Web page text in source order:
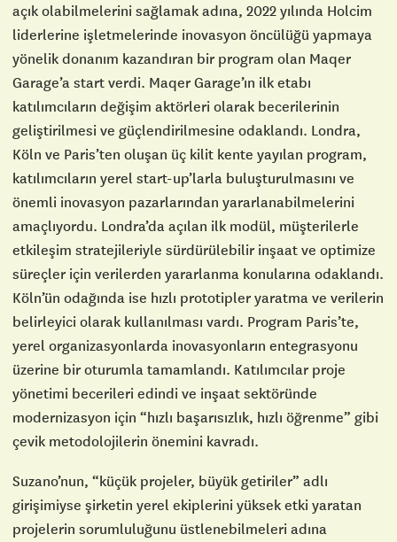
açık olabilmelerini sağlamak adına, 2022 yılında Holcim
liderlerine işletmelerinde inovasyon öncülüğü yapmaya
yönelik donanım kazandıran bir program olan Maqer
Garage’a start verdi. Maqer Garage’ın ilk etabı
katılımcıların değişim aktörleri olarak becerilerinin
geliştirilmesi ve güçlendirilmesine odaklandı. Londra,
Köln ve Paris’ten oluşan üç kilit kente yayılan program,
katılımcıların yerel start-up’larla buluşturulmasını ve
önemli inovasyon pazarlarından yararlanabilmelerini
amaçlıyordu. Londra’da açılan ilk modül, müşterilerle
etkileşim stratejileriyle sürdürülebilir inşaat ve optimize
süreçler için verilerden yararlanma konularına odaklandı.
Köln’ün odağında ise hızlı prototipler yaratma ve verilerin
belirleyici olarak kullanılması vardı. Program Paris’te,
yerel organizasyonlarda inovasyonların entegrasyonu
üzerine bir oturumla tamamlandı. Katılımcılar proje
yönetimi becerileri edindi ve inşaat sektöründe
modernizasyon için “hızlı başarısızlık, hızlı öğrenme” gibi
çevik metodolojilerin önemini kavradı.
Suzano’nun, “küçük projeler, büyük getiriler” adlı
girişimiyse şirketin yerel ekiplerini yüksek etki yaratan
projelerin sorumluluğunu üstlenebilmeleri adına